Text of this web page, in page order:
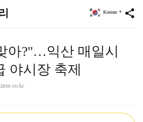
share
Korean ▼
아?"…익산 매일시
야시장 축제